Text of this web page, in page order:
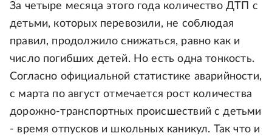
За четыре месяца этого года количество ДТП с
детьми, которых перевозили, не соблюдая
правил, продолжило снижаться, равно как и
число погибших детей. Но есть одна тонкость.
Согласно официальной статистике аварийности,
с марта по август отмечается рост количества
дорожно-транспортных происшествий с детьми
- время отпусков и школьных каникул. Так что и